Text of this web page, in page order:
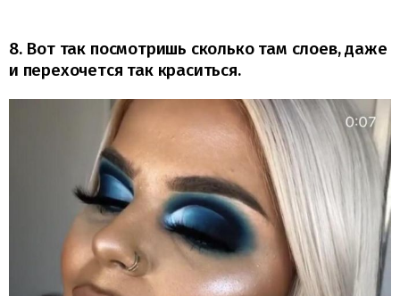
8. Вот так посмотришь сколько там слоев, даже
и перехочется так краситься.